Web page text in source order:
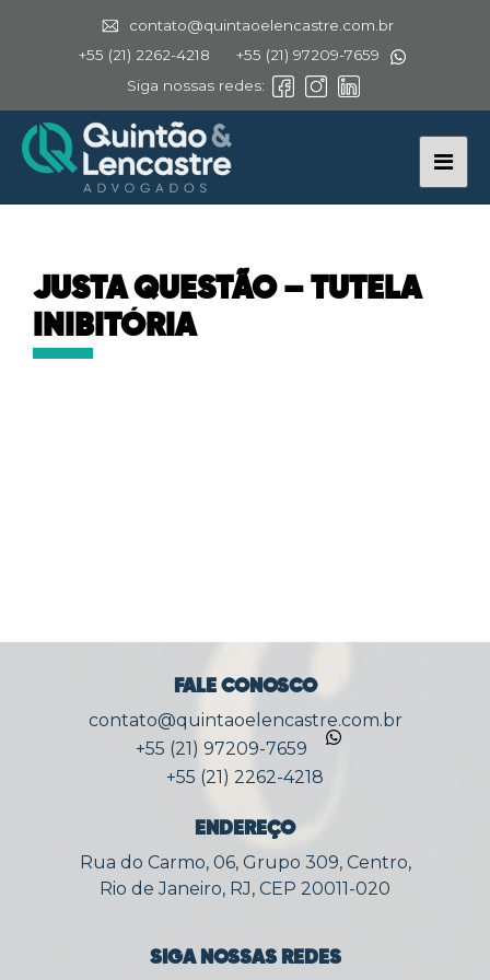
contato@quintaoelencastre.com.br
+55 (21) 2262-4218
+55 (21) 97209-7659
Siga nossas redes:
JUSTA QUESTÃO – TUTELA
INIBITÓRIA
FALE CONOSCO
contato@quintaoelencastre.com.br
+55 (21) 97209-7659
+55 (21) 2262-4218
ENDEREÇO
Rua do Carmo, 06, Grupo 309, Centro,
Rio de Janeiro, RJ, CEP 20011-020
SIGA NOSSAS REDES